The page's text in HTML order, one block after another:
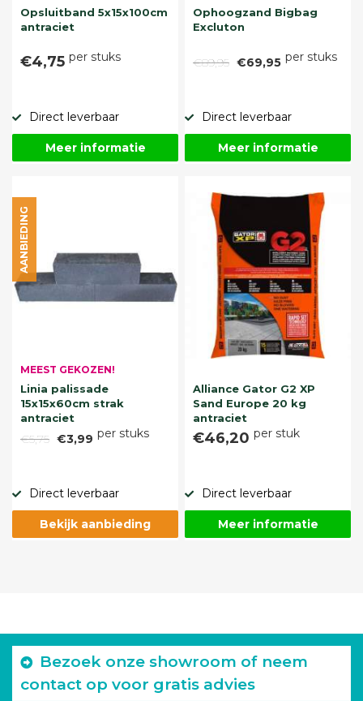
Opsluitband 5x15x100cm
antraciet
€4,75 per stuks
Direct leverbaar
Meer informatie
Ophoogzand Bigbag
Excluton
€89,95 €69,95 per stuks
Direct leverbaar
Meer informatie
MEEST GEKOZEN!
Linia palissade
15x15x60cm strak
antraciet
€5,75 €3,99 per stuks
AANBIEDING
Direct leverbaar
Bekijk aanbieding
Alliance Gator G2 XP
Sand Europe 20 kg
antraciet
€46,20 per stuk
Direct leverbaar
Meer informatie
Bezoek onze showroom of neem
contact op voor gratis advies